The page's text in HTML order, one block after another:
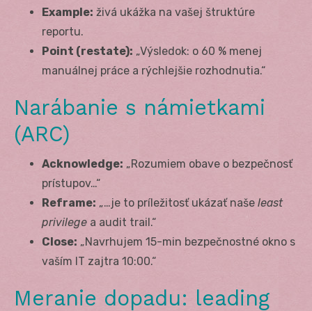
Example: živá ukážka na vašej štruktúre
reportu.
Point (restate): „Výsledok: o 60 % menej
manuálnej práce a rýchlejšie rozhodnutia.“
Narábanie s námietkami
(ARC)
Acknowledge: „Rozumiem obave o bezpečnosť
prístupov…“
Reframe: „…je to príležitosť ukázať naše least
privilege a audit trail.“
Close: „Navrhujem 15-min bezpečnostné okno s
vaším IT zajtra 10:00.“
Meranie dopadu: leading